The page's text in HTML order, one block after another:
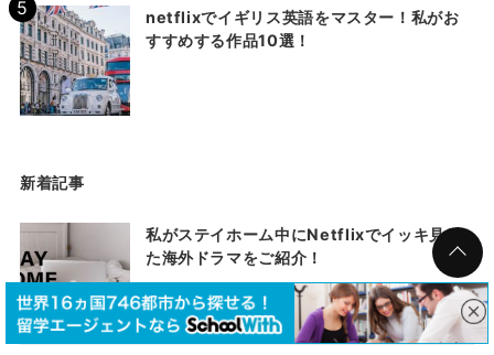
netflixでイギリス英語をマスター！私がお
すすめする作品10選！
新着記事
私がステイホーム中にNetflixでイッキ見し
た海外ドラマをご紹介！